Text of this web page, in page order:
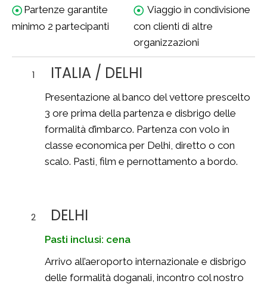
Partenze garantite
minimo 2 partecipanti
Viaggio in condivisione
con clienti di altre
organizzazioni
1 ITALIA / DELHI
Presentazione al banco del vettore prescelto
3 ore prima della partenza e disbrigo delle
formalità d’imbarco. Partenza con volo in
classe economica per Delhi, diretto o con
scalo. Pasti, film e pernottamento a bordo.
2 DELHI
Pasti inclusi: cena
Arrivo all’aeroporto internazionale e disbrigo
delle formalità doganali, incontro col nostro